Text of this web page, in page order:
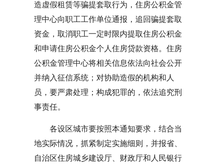
造虚假租赁等骗提套取行为，住房公积金管
理中心向职工工作单位通报，追回骗提套取
资金，取消职工一定时限内提取住房公积金
和申请住房公积金个人住房贷款资格。住房
公积金管理中心将相关信息依法向社会公开
并纳入征信系统；对协助造假的机构和人
员，要严肃处理；构成犯罪的，依法追究刑
事责任。
各设区城市要按照本通知要求，结合当
地实际情况，抓紧制定实施细则，并报省、
自治区住房城乡建设厅、财政厅和人民银行